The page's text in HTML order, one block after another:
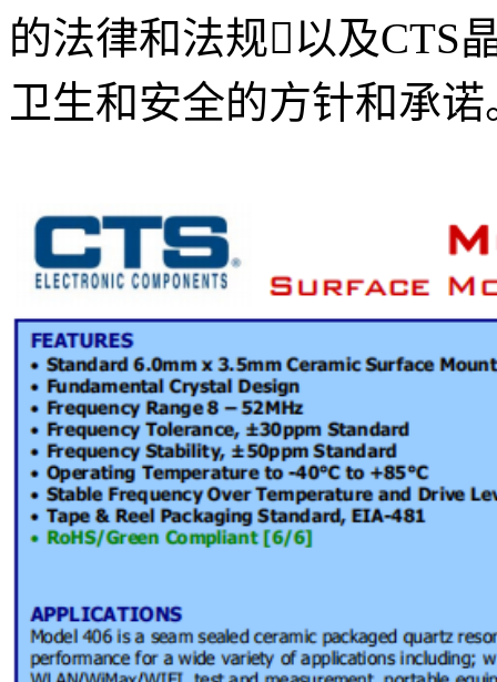
的法律和法规以及CTS
卫生和安全的方针和承诺